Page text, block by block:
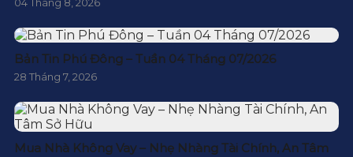
Bản Tin Phú Đông – Tuần 04 Tháng 07/2026
28 Tháng 7, 2026
Mua Nhà Không Vay – Nhẹ Nhàng Tài Chính, An Tâm